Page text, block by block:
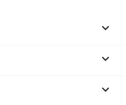


